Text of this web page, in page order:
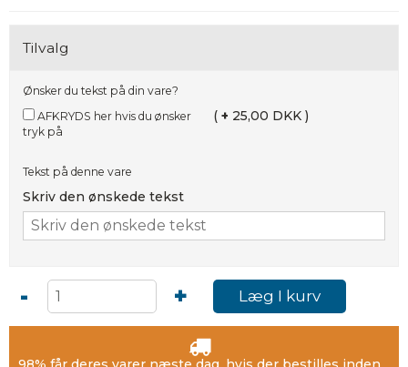
Tilvalg
Ønsker du tekst på din vare?
tryk på
( + 25,00 DKK )
Tekst på denne vare
Skriv den ønskede tekst
- + Læg I kurv